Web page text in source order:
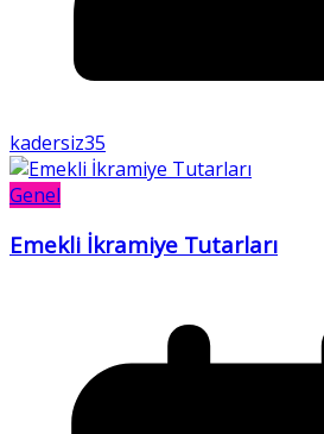
kadersiz35
Genel
Emekli İkramiye Tutarları